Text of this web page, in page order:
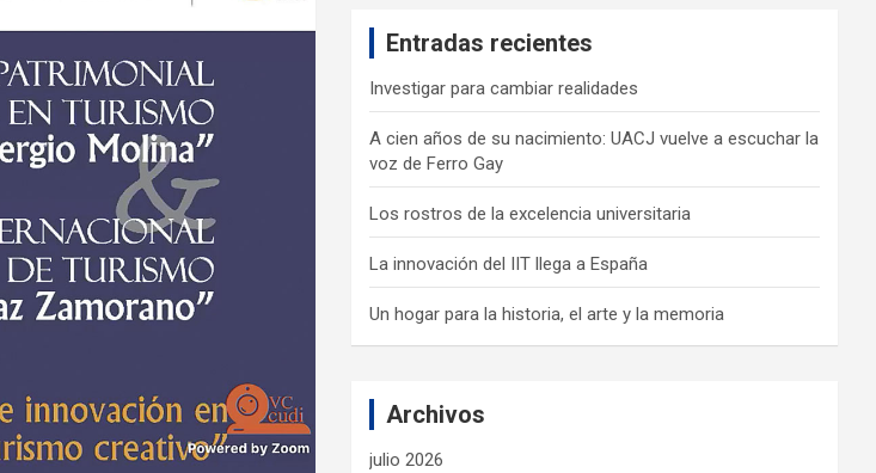
Entradas recientes
Investigar para cambiar realidades
A cien años de su nacimiento: UACJ vuelve a escuchar la
voz de Ferro Gay
Los rostros de la excelencia universitaria
La innovación del IIT llega a España
Un hogar para la historia, el arte y la memoria
Archivos
julio 2026